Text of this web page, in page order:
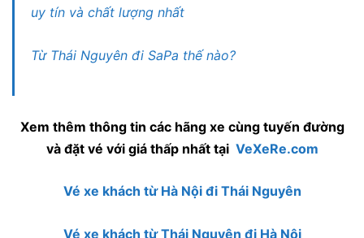
uy tín và chất lượng nhất
Từ Thái Nguyên đi SaPa thế nào?
Xem thêm thông tin các hãng xe cùng tuyến đường
và đặt vé với giá thấp nhất tại VeXeRe.com
Vé xe khách từ Hà Nội đi Thái Nguyên
Vé xe khách từ Thái Nguyên đi Hà Nội